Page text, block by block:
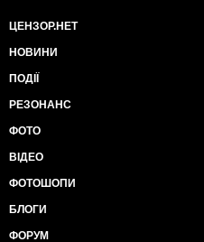
ЦЕНЗОР.НЕТ
НОВИНИ
ПОДІЇ
РЕЗОНАНС
ФОТО
ВІДЕО
ФОТОШОПИ
БЛОГИ
ФОРУМ